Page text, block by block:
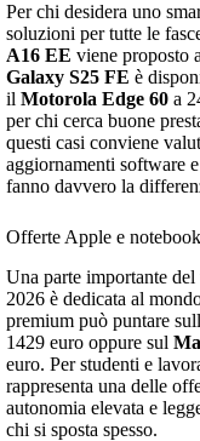
Per chi desidera uno
soluzioni per tutte le
A16 EE viene proposto
Galaxy S25 FE è
il Motorola Edge 60 a
per chi cerca buone
questi casi conviene
aggiornamenti software
fanno davvero la
Offerte Apple e
Una parte importante
2026 è dedicata al
premium può puntare
1429 euro oppure sul
euro. Per studenti e
rappresenta una delle
autonomia elevata e
chi si sposta spesso.